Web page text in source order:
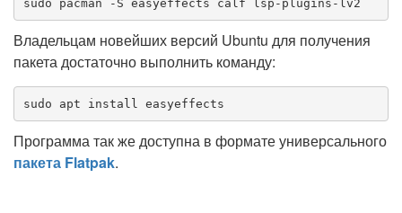
sudo pacman -S easyeffects calf lsp-plugins-lv2
Владельцам новейших версий Ubuntu для получения
пакета достаточно выполнить команду:
sudo apt install easyeffects
Программа так же доступна в формате универсального
пакета Flatpak.